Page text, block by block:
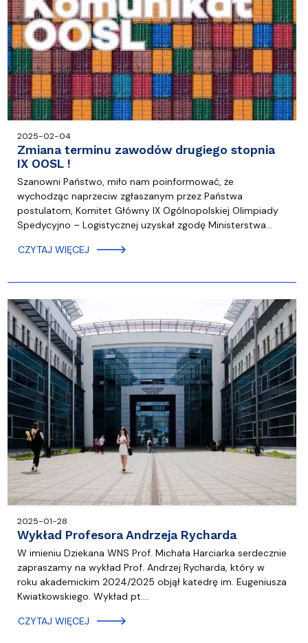
2025-02-04
Zmiana terminu zawodów drugiego stopnia
IX OOSL !
Szanowni Państwo, miło nam poinformować, że
wychodząc naprzeciw zgłaszanym przez Państwa
postulatom, Komitet Główny IX Ogólnopolskiej Olimpiady
Spedycyjno – Logistycznej uzyskał zgodę Ministerstwa…
CZYTAJ WIĘCEJ
2025-01-28
Wykład Profesora Andrzeja Rycharda
W imieniu Dziekana WNS Prof. Michała Harciarka serdecznie
zapraszamy na wykład Prof. Andrzej Rycharda, który w
roku akademickim 2024/2025 objął katedrę im. Eugeniusza
Kwiatkowskiego. Wykład pt.…
CZYTAJ WIĘCEJ